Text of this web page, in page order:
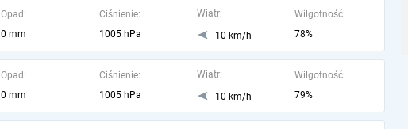
Opad:
0 mm
Ciśnienie:
1005 hPa
Wiatr:
10 km/h
Wilgotność:
78%
Opad:
0 mm
Ciśnienie:
1005 hPa
Wiatr:
10 km/h
Wilgotność:
79%